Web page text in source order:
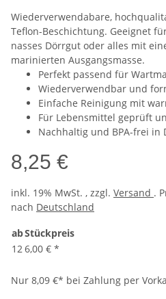
Wiederverwendabare,
Teflon-Beschichtung. Geeignet
nasses Dörrgut oder alles mit
marinierten Ausgangsmasse.
Perfekt passend für
Wiederverwendbar und
Einfache Reinigung mit
Für Lebensmittel geprüft
Nachhaltig und BPA-frei
8,25 €
inkl. 19% MwSt. , zzgl. Versand .
nach Deutschland
abStückpreis
126,00 € *
Nur 8,09 €* bei Zahlung per